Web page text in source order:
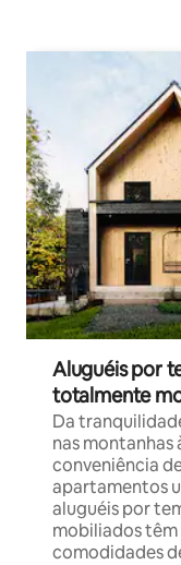
Aluguéis por
totalmente
Da
nas montanhas
conveniência
apartamentos
aluguéis por
mobiliados têm
comodidades